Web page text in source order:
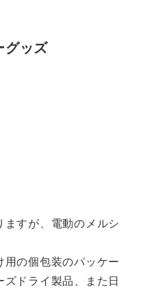
グッズ
すが、電動のメルシ
の個包装のパッケー
ドライ製品、また日